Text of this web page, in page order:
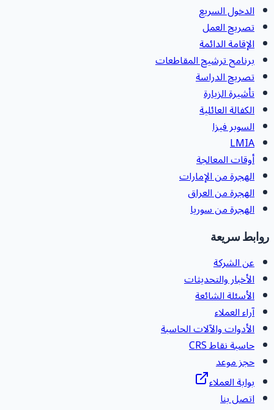
الدخول السريع
تصريح العمل
الإقامة الدائمة
برنامج ترشيح المقاطعات
تصريح الدراسة
تأشيرة الزيارة
الكفالة العائلية
السوبر فيزا
LMIA
أوقات المعالجة
الهجرة من الإمارات
الهجرة من العراق
الهجرة من سوريا
سريعة
عن الشركة
الأخبار والتحديثات
الأسئلة الشائعة
آراء العملاء
الأدوات والآلات الحاسبة
حاسبة نقاط CRS
حجز موعد
بوابة العملاء
اتصل بنا